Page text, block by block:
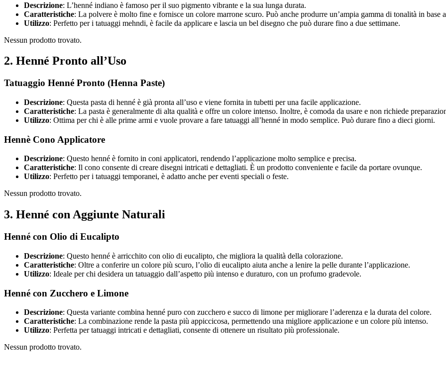
Descrizione: L’henné indiano è famoso per il suo pigmento vibrante e la sua lunga durata.
Caratteristiche: La polvere è molto fine e fornisce un colore marrone scuro. Può anche produrre un’ampia gamma di tonalità in base
Utilizzo: Perfetto per i tatuaggi mehndi, è facile da applicare e lascia un bel disegno che può durare fino a due settimane.
Nessun prodotto trovato.
2. Henné Pronto all’Uso
Tatuaggio Henné Pronto (Henna Paste)
Descrizione: Questa pasta di henné è già pronta all’uso e viene fornita in tubetti per una facile applicazione.
Caratteristiche: La pasta è generalmente di alta qualità e offre un colore intenso. Inoltre, è comoda da usare e non richiede
Utilizzo: Ottima per chi è alle prime armi e vuole provare a fare tatuaggi all’henné in modo semplice. Può durare fino a dieci giorni.
Hennè Cono Applicatore
Descrizione: Questo henné è fornito in coni applicatori, rendendo l’applicazione molto semplice e precisa.
Caratteristiche: Il cono consente di creare disegni intricati e dettagliati. È un prodotto conveniente e facile da portare ovunque.
Utilizzo: Perfetto per i tatuaggi temporanei, è adatto anche per eventi speciali o feste.
Nessun prodotto trovato.
3. Henné con Aggiunte Naturali
Henné con Olio di Eucalipto
Descrizione: Questo henné è arricchito con olio di eucalipto, che migliora la qualità della colorazione.
Caratteristiche: Oltre a conferire un colore più scuro, l’olio di eucalipto aiuta anche a lenire la pelle durante l’applicazione.
Utilizzo: Ideale per chi desidera un tatuaggio dall’aspetto più intenso e duraturo, con un profumo gradevole.
Henné con Zucchero e Limone
Descrizione: Questa variante combina henné puro con zucchero e succo di limone per migliorare l’aderenza e la durata del colore.
Caratteristiche: La combinazione rende la pasta più appiccicosa, permettendo una migliore applicazione e un colore più intenso.
Utilizzo: Perfetta per tatuaggi intricati e dettagliati, consente di ottenere un risultato più professionale.
Nessun prodotto trovato.